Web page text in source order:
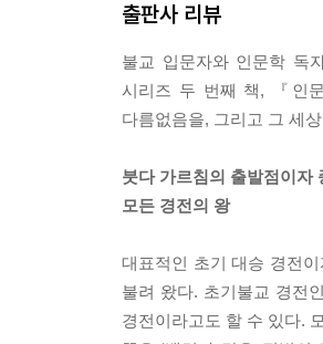
출판사 리뷰
불교 입문자와 인문학 독
시리즈 두 번째 책, 『인
다름없음을, 그리고 그 세
붓다 가르침의 출발점이자
모든 경전의 왕
대표적인 초기 대승 경전
불려 왔다. 초기불교 경전
경전이라고도 할 수 있다.